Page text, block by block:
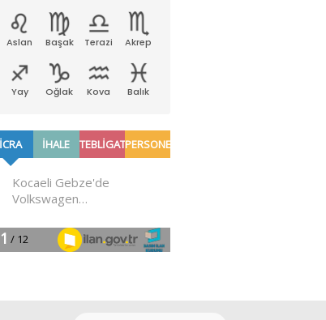
Aslan Başak Terazi Akrep
Yay Oğlak Kova Balık